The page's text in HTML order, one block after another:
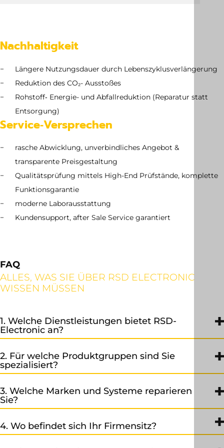
Nachhaltigkeit
Längere Nutzungsdauer durch Lebenszyklusverlängerung
Reduktion des CO₂- Ausstoßes
Rohstoff‑ Energie- und Abfallreduktion (Reparatur statt
Entsorgung)
Service‑Versprechen
rasche Abwicklung, unverbindliches Angebot &
transparente Preisgestaltung
Qualitätsprüfung mittels High-End Prüfstände, komplette
Funktionsgarantie
moderne Laborausstattung
Kundensupport, after Sale Service garantiert
FAQ
ALLES, WAS SIE ÜBER RSD ELECTRONIC
WISSEN MÜSSEN
1. Welche Dienstleistungen bietet RSD-
Electronic an?
Austausch-undVerkaufsleistung,sowiepräventive
InstandhaltungundErsatzteilmanagementim Beriech der
Industrieelektronik an.
2. Für welche Produktgruppen sind Sie
spezialisiert?
Frequenzumrichter, Antriebstechnik, SPS-Systeme, HMI,
Netzteile, Motoren und vieles mehr.
3. Welche Marken und Systeme reparieren
Sie?
Wir sind spezialisiert auf Siemens Automatisierungstechnik (z.
B. SIMODRIVE, SIMATIC, SINUMERIK, SINAMICS u.v.m.), aber
4. Wo befindet sich Ihr Firmensitz?